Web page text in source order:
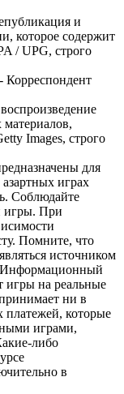
и
которое содержит
/ UPG, строго
Корреспондент
Images, строго
для
играх
Соблюдайте
игры. При
Помните, что
источником
Информационный
игры на реальные
ни в
платежей, которые
играми,
либо
в